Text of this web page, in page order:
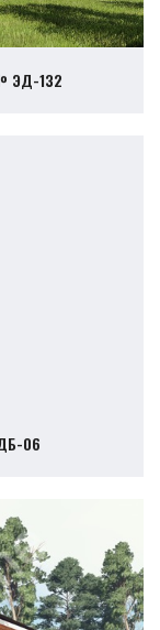
ЭД-132
06